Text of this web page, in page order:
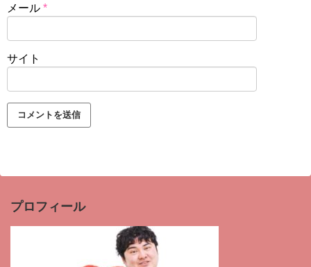
メール *
サイト
プロフィール